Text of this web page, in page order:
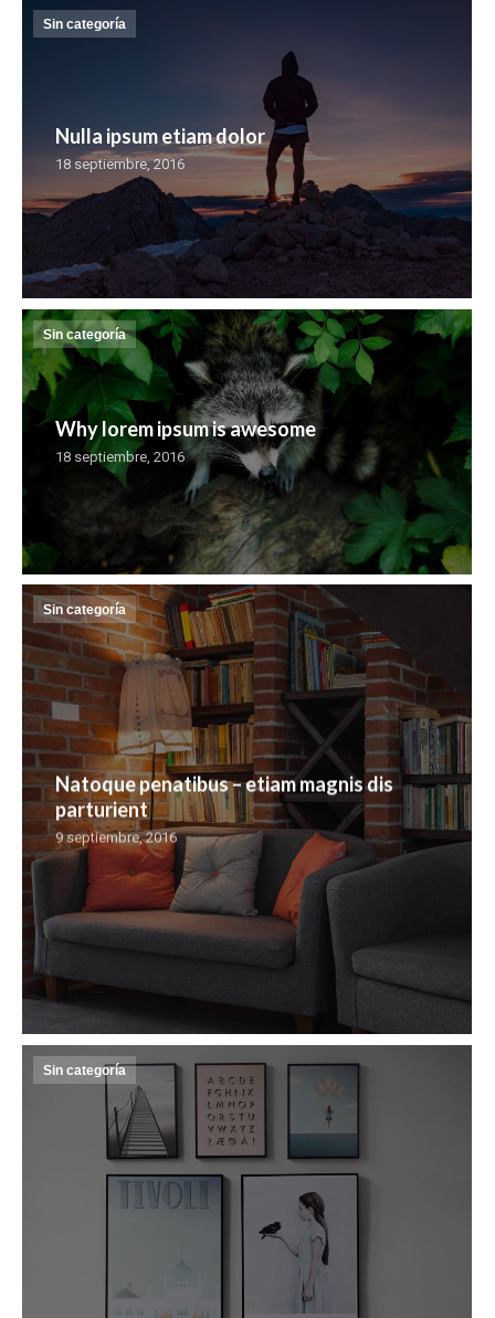
Sin categoría
Nulla ipsum etiam dolor
18 septiembre, 2016
Sin categoría
Why lorem ipsum is awesome
18 septiembre, 2016
Sin categoría
Natoque penatibus – etiam magnis dis
parturient
9 septiembre, 2016
Sin categoría